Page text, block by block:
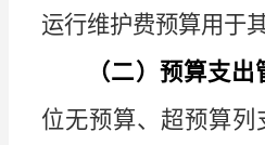
运行维护费预算用于
（二）预算支
位无预算、超预算列